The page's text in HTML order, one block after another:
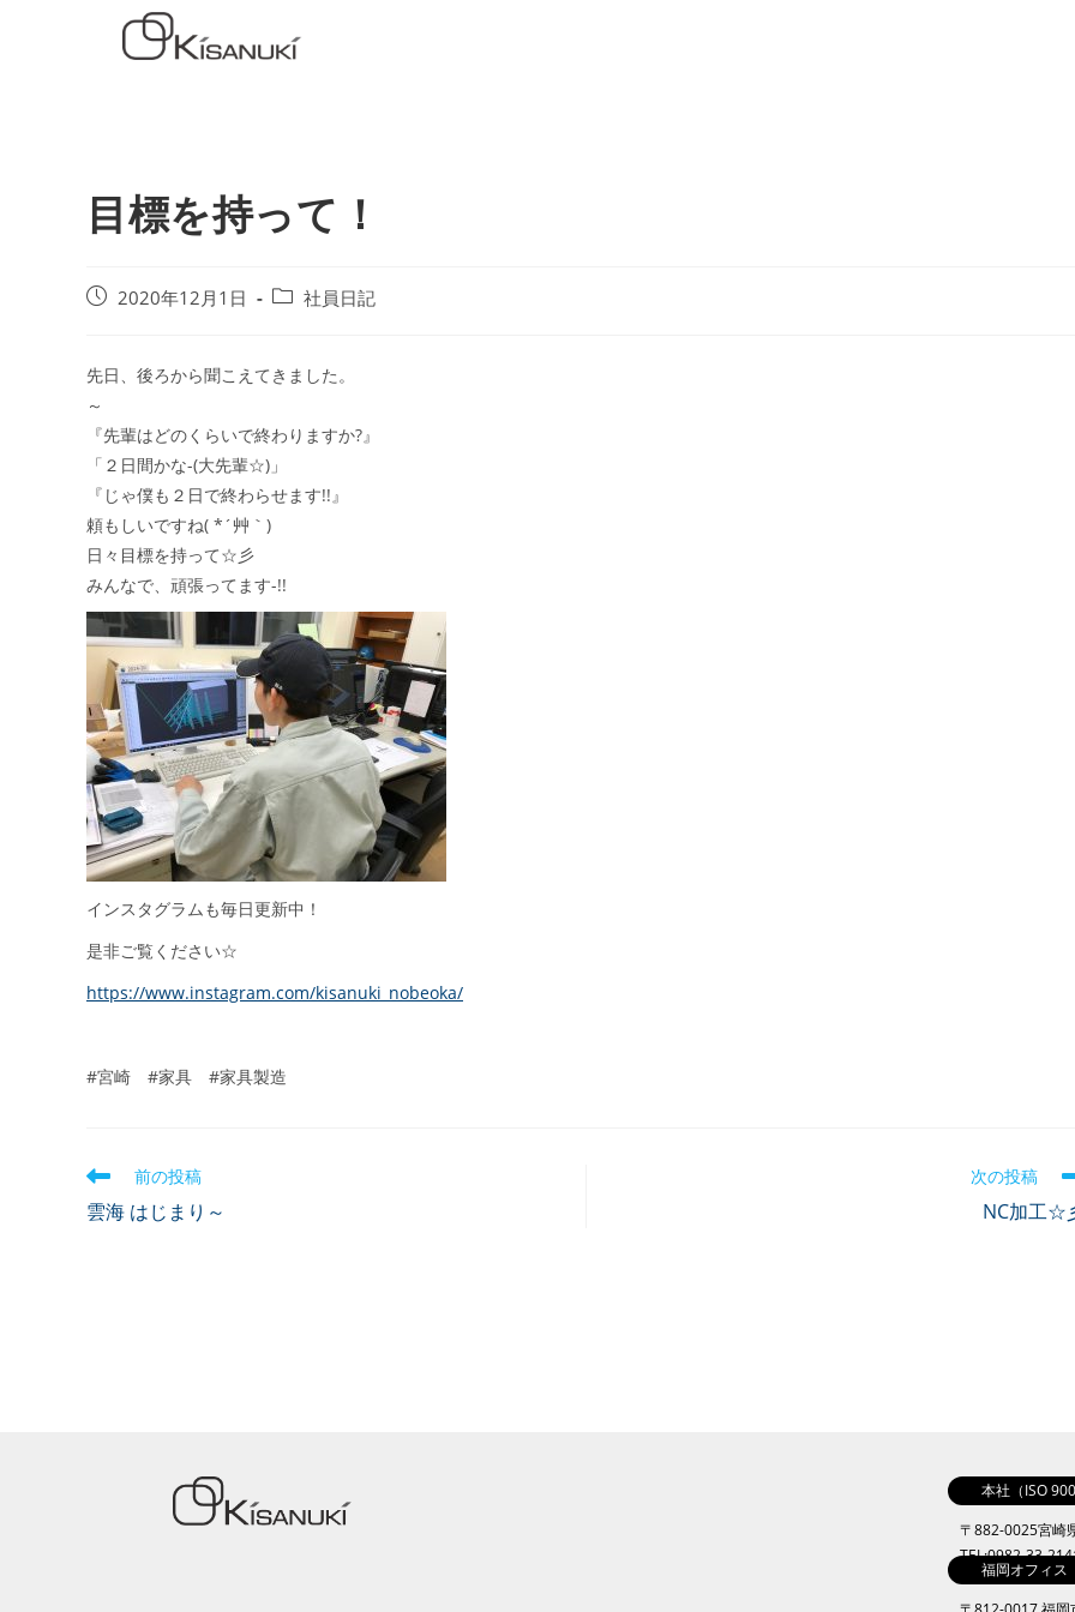
目標を持って！
2020年12月1日 社員日記
先日、後ろから聞こえてきました。
～
『先輩はどのくらいで終わりますか?』
「２日間かな-(大先輩☆)」
『じゃ僕も２日で終わらせます!!』
頼もしいですね( *´艸｀)
日々目標を持って☆彡
みんなで、頑張ってます-!!
インスタグラムも毎日更新中！
是非ご覧ください☆
https://www.instagram.com/kisanuki_nobeoka/
#宮崎 #家具 #家具製造
前の投稿
雲海 はじまり～
次の投稿
NC加工☆
本社（ISO
〒882-0025宮崎
TEL:0982-33-
福岡オフィス